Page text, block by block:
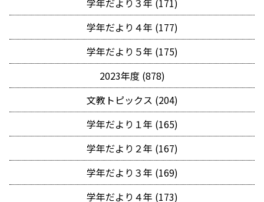
学年だより３年 (171)
学年だより４年 (177)
学年だより５年 (175)
2023年度 (878)
文教トピックス (204)
学年だより１年 (165)
学年だより２年 (167)
学年だより３年 (169)
学年だより４年 (173)